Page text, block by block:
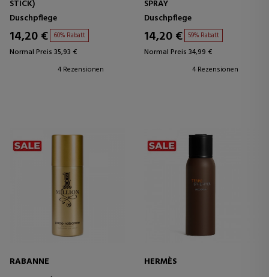
STICK)
Duschpflege
14,20 € 60% Rabatt
Normal Preis 35,93 €
4 Rezensionen
SPRAY
Duschpflege
14,20 € 59% Rabatt
Normal Preis 34,99 €
4 Rezensionen
RABANNE
HERMÈS